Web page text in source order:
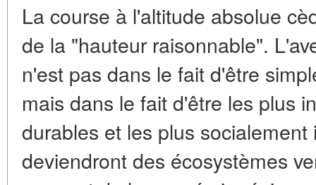
La course à l'altitude absolue
de la "hauteur raisonnable".
n'est pas dans le fait d'être
mais dans le fait d'être les plus
durables et les plus socialement
deviendront des écosystèmes